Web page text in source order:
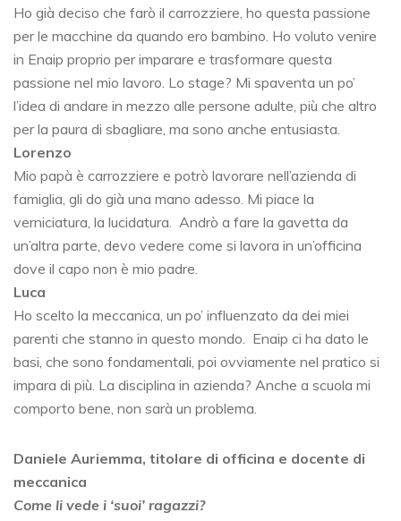
Ho già deciso che farò il carrozziere, ho questa passione
per le macchine da quando ero bambino. Ho voluto venire
in Enaip proprio per imparare e trasformare questa
passione nel mio lavoro. Lo stage? Mi spaventa un po’
l’idea di andare in mezzo alle persone adulte, più che altro
per la paura di sbagliare, ma sono anche entusiasta.
Lorenzo
Mio papà è carrozziere e potrò lavorare nell’azienda di
famiglia, gli do già una mano adesso. Mi piace la
verniciatura, la lucidatura. Andrò a fare la gavetta da
un’altra parte, devo vedere come si lavora in un’officina
dove il capo non è mio padre.
Luca
Ho scelto la meccanica, un po’ influenzato da dei miei
parenti che stanno in questo mondo. Enaip ci ha dato le
basi, che sono fondamentali, poi ovviamente nel pratico si
impara di più. La disciplina in azienda? Anche a scuola mi
comporto bene, non sarà un problema.
Daniele Auriemma, titolare di officina e docente di
meccanica
Come li vede i ‘suoi’ ragazzi?